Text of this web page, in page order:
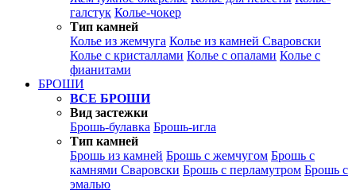
галстук Колье-чокер
Тип камней
Колье из жемчуга Колье из камней Сваровски
Колье с кристаллами Колье с опалами Колье с
фианитами
БРОШИ
ВСЕ БРОШИ
Вид застежки
Брошь-булавка Брошь-игла
Тип камней
Брошь из камней Брошь с жемчугом Брошь с
камнями Сваровски Брошь с перламутром Брошь с
эмалью